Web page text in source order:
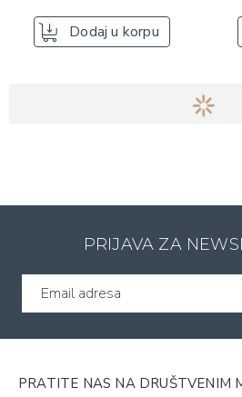
Dodaj u korpu
PRIJAVA ZA
PRATITE NAS NA DRUŠTVENIM